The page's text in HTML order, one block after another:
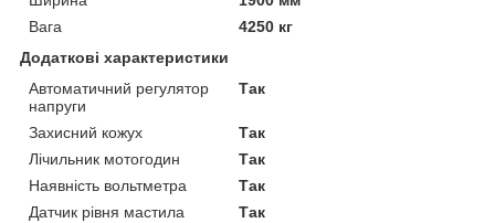
Вага
4250 кг
Додаткові характеристики
Автоматичний регулятор
напруги
Так
Захисний кожух
Так
Лічильник мотогодин
Так
Наявність вольтметра
Так
Датчик рівня мастила
Так